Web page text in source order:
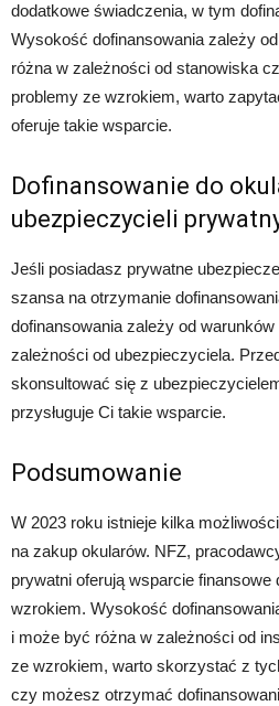
dodatkowe świadczenia, w tym
Wysokość dofinansowania zależy
różna w zależności od stanowiska
problemy ze wzrokiem, warto
oferuje takie wsparcie.
Dofinansowanie do
ubezpieczycieli
Jeśli posiadasz prywatne
szansa na otrzymanie
dofinansowania zależy od
zależności od ubezpieczyciela.
skonsultować się z
przysługuje Ci takie wsparcie.
Podsumowanie
W 2023 roku istnieje kilka
na zakup okularów. NFZ,
prywatni oferują wsparcie
wzrokiem. Wysokość
i może być różna w zależności od
ze wzrokiem, warto skorzystać z
czy możesz otrzymać